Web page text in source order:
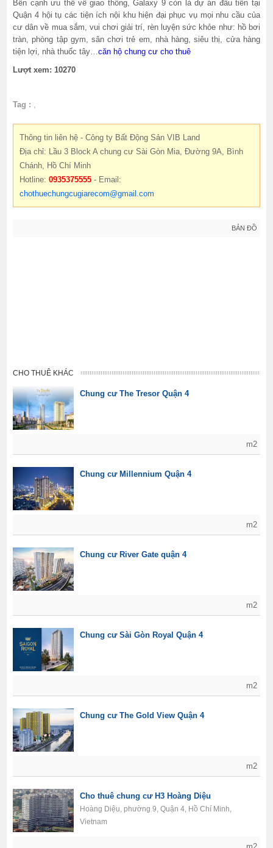
Bên cạnh ưu thế về giao thông, Galaxy 9 còn là dự án đầu tiên tại
Quận 4 hội tụ các tiện ích nội khu hiện đại phục vụ mọi nhu cầu của
cư dân về mua sắm, vui chơi giải trí, rèn luyện sức khỏe như: hồ bơi
tràn, phòng tập gym, sân chơi trẻ em, nhà hàng, siêu thị, cửa hàng
tiện lợi, nhà thuốc tây…căn hộ chung cư cho thuê
Lượt xem: 10270
Tag : ,
Thông tin liên hệ - Công ty Bất Động Sản VIB Land
Địa chỉ: Lầu 3 Block A chung cư Sài Gòn Mia, Đường 9A, Bình
Chánh, Hồ Chí Minh
Hotline:0935375555 - Email:
chothuechungcugiarecom@gmail.com
BẢN ĐỒ
CHO THUÊ KHÁC
m2
Chung cư The Tresor Quận 4
m2
Chung cư Millennium Quận 4
m2
Chung cư River Gate quận 4
m2
Chung cư Sài Gòn Royal Quận 4
m2
Chung cư The Gold View Quận 4
Cho thuê chung cư H3 Hoàng Diệu
Hoàng Diệu, phường 9, Quận 4, Hồ Chí Minh,
Vietnam